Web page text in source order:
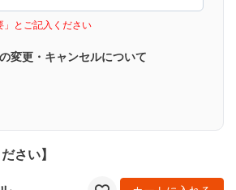
」とご記入ください
変更・キャンセルについて
さい】